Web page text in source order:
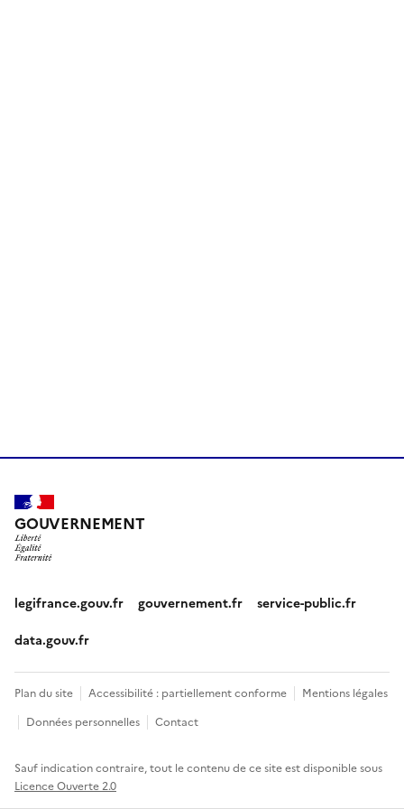
GOUVERNEMENT
legifrance.gouv.fr gouvernement.fr service-public.fr
data.gouv.fr
Plan du site Accessibilité : partiellement conforme
Mentions légales
Données personnelles
Contact
Sauf indication contraire, tout le contenu de ce site est disponible sous
Licence Ouverte 2.0